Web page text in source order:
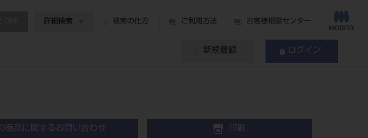
詳細検索 検索の仕方 ご利用方法 お客様相談センター
新規登録 ログイン
商品に関するお問い合わせ 印刷